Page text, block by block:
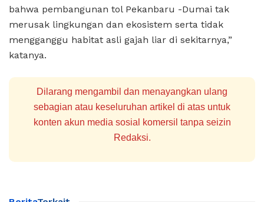
bahwa pembangunan tol Pekanbaru -Dumai tak
merusak lingkungan dan ekosistem serta tidak
mengganggu habitat asli gajah liar di sekitarnya,”
katanya.
Dilarang mengambil dan menayangkan ulang
sebagian atau keseluruhan artikel di atas untuk
konten akun media sosial komersil tanpa seizin
Redaksi.